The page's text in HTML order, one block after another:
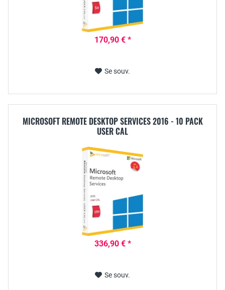
170,90 € *
Se souv.
MICROSOFT REMOTE DESKTOP SERVICES 2016 - 10 PACK
USER CAL
336,90 € *
Se souv.